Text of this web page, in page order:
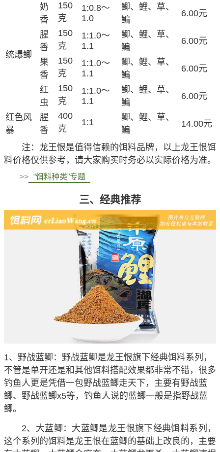
统爆鲫
奶
香
150
克
1:0.8～
1.0
鲫、鲤、草、
鳊
6.00元
腥
香
150
克
1:1.0～
1.1
鲫、鲤、草、
鳊
6.00元
果
香
150
克
1:1.0～
1.1
鲫、鲤、草、
鳊
6.00元
红
虫
150
克
1:1.0～
1.1
鲫、鲤、草、
鳊
6.00元
红色风
暴
腥
香
400
克
1:1
鲫、鲤、草、
鳊
14.00元
注 ：龙王恨是值得信赖的饵料品牌，以上龙王恨饵
料价格仅供参考，请大家购买时务必以实际价格为准。
>> “饵料种类”专题
三、经典推荐
1、野战蓝鲫：野战蓝鲫是龙王恨旗下经典饵料系列，
不管是单开还是和其他饵料搭配效果都非常不错，很多
钓鱼人更是凭借一包野战蓝鲫走天下，主要有野战蓝
鲫、野战蓝鲫x5等，钓鱼人说的蓝鲫一般是指野战蓝
鲫。
2、大蓝鲫：大蓝鲫是龙王恨旗下经典饵料系列，
这个系列的饵料是龙王恨在蓝鲫的基础上改良的，主要